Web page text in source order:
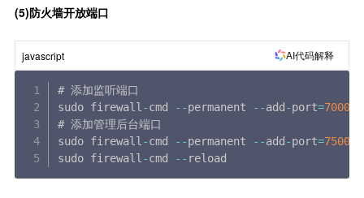
(5)防火墙开放端口
javascript AI代码解释
# 添加监听端口
sudo firewall-cmd --permanent --add -port=7000
# 添加管理后台端口
sudo firewall-cmd --permanent --add -port=7500
sudo firewall-cmd -- reload